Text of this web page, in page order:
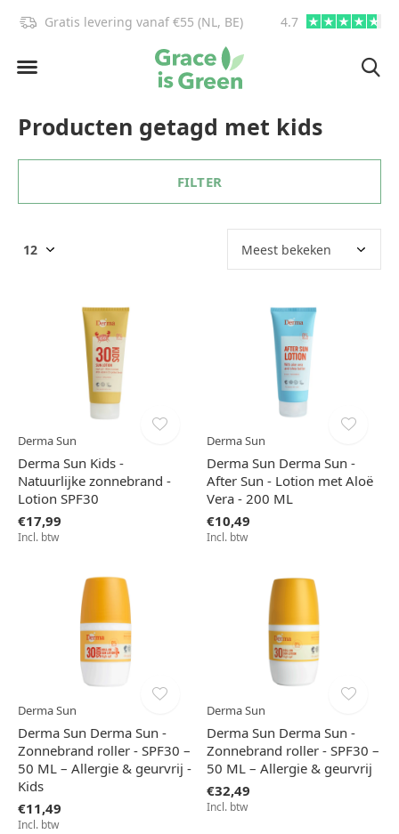
Gratis levering vanaf €55 (NL, BE) 4.7
Producten getagd met kids
FILTER
Derma Sun
Derma Sun Kids -
Natuurlijke zonnebrand -
Lotion SPF30
€17,99
Incl. btw
Derma Sun
Derma Sun Derma Sun -
After Sun - Lotion met Aloë
Vera - 200 ML
€10,49
Incl. btw
Derma Sun
Derma Sun Derma Sun -
Zonnebrand roller - SPF30 –
50 ML – Allergie & geurvrij -
Kids
€11,49
Incl. btw
Derma Sun
Derma Sun Derma Sun -
Zonnebrand roller - SPF30 –
50 ML – Allergie & geurvrij
€32,49
Incl. btw